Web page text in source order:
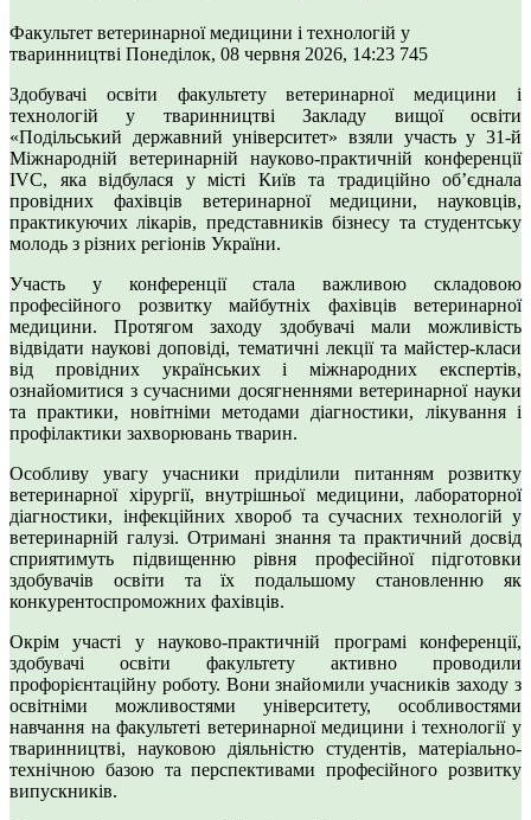
Факультет ветеринарної медицини і технологій у
тваринництві Понеділок, 08 червня 2026, 14:23 745
Здобувачі освіти факультету ветеринарної медицини і
технологій у тваринництві Закладу вищої освіти
«Подільський державний університет» взяли участь у 31-й
Міжнародній ветеринарній науково-практичній конференції
IVC, яка відбулася у місті Київ та традиційно об’єднала
провідних фахівців ветеринарної медицини, науковців,
практикуючих лікарів, представників бізнесу та студентську
молодь з різних регіонів України.
Участь у конференції стала важливою складовою
професійного розвитку майбутніх фахівців ветеринарної
медицини. Протягом заходу здобувачі мали можливість
відвідати наукові доповіді, тематичні лекції та майстер-класи
від провідних українських і міжнародних експертів,
ознайомитися з сучасними досягненнями ветеринарної науки
та практики, новітніми методами діагностики, лікування і
профілактики захворювань тварин.
Особливу увагу учасники приділили питанням розвитку
ветеринарної хірургії, внутрішньої медицини, лабораторної
діагностики, інфекційних хвороб та сучасних технологій у
ветеринарній галузі. Отримані знання та практичний досвід
сприятимуть підвищенню рівня професійної підготовки
здобувачів освіти та їх подальшому становленню як
конкурентоспроможних фахівців.
Окрім участі у науково-практичній програмі конференції,
здобувачі освіти факультету активно проводили
профорієнтаційну роботу. Вони знайомили учасників заходу з
освітніми можливостями університету, особливостями
навчання на факультеті ветеринарної медицини і технології у
тваринництві, науковою діяльністю студентів, матеріально-
технічною базою та перспективами професійного розвитку
випускників.